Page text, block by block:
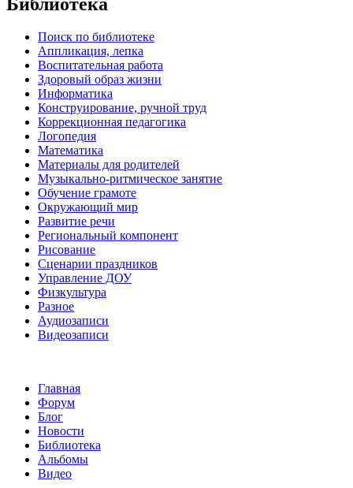
Поиск по библиотеке
Аппликация, лепка
Воспитательная работа
Здоровый образ жизни
Информатика
Конструирование, ручной труд
Коррекционная педагогика
Логопедия
Математика
Материалы для родителей
Музыкально-ритмическое занятие
Обучение грамоте
Окружающий мир
Развитие речи
Региональный компонент
Рисование
Сценарии праздников
Управление ДОУ
Физкультура
Разное
Аудиозаписи
Видеозаписи
Главная
Форум
Блог
Новости
Библиотека
Альбомы
Видео